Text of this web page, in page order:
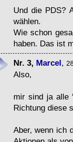
Und die PDS?
wählen.
Wie schon
haben. Das ist
Nr. 3, Marcel,
Also,
mir sind ja alle
Richtung diese
Aber, wenn ich